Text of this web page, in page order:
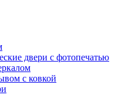
двери с фотопечатью
с ковкой